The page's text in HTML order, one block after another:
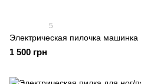
5
Электрическая пилочка машинка
1 500 грн